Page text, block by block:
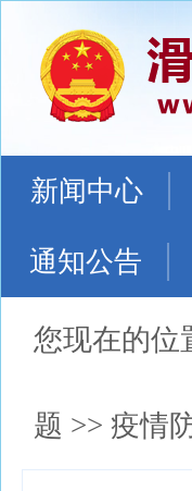
新闻中心
通知公告
您现在的位
题 >> 疫情